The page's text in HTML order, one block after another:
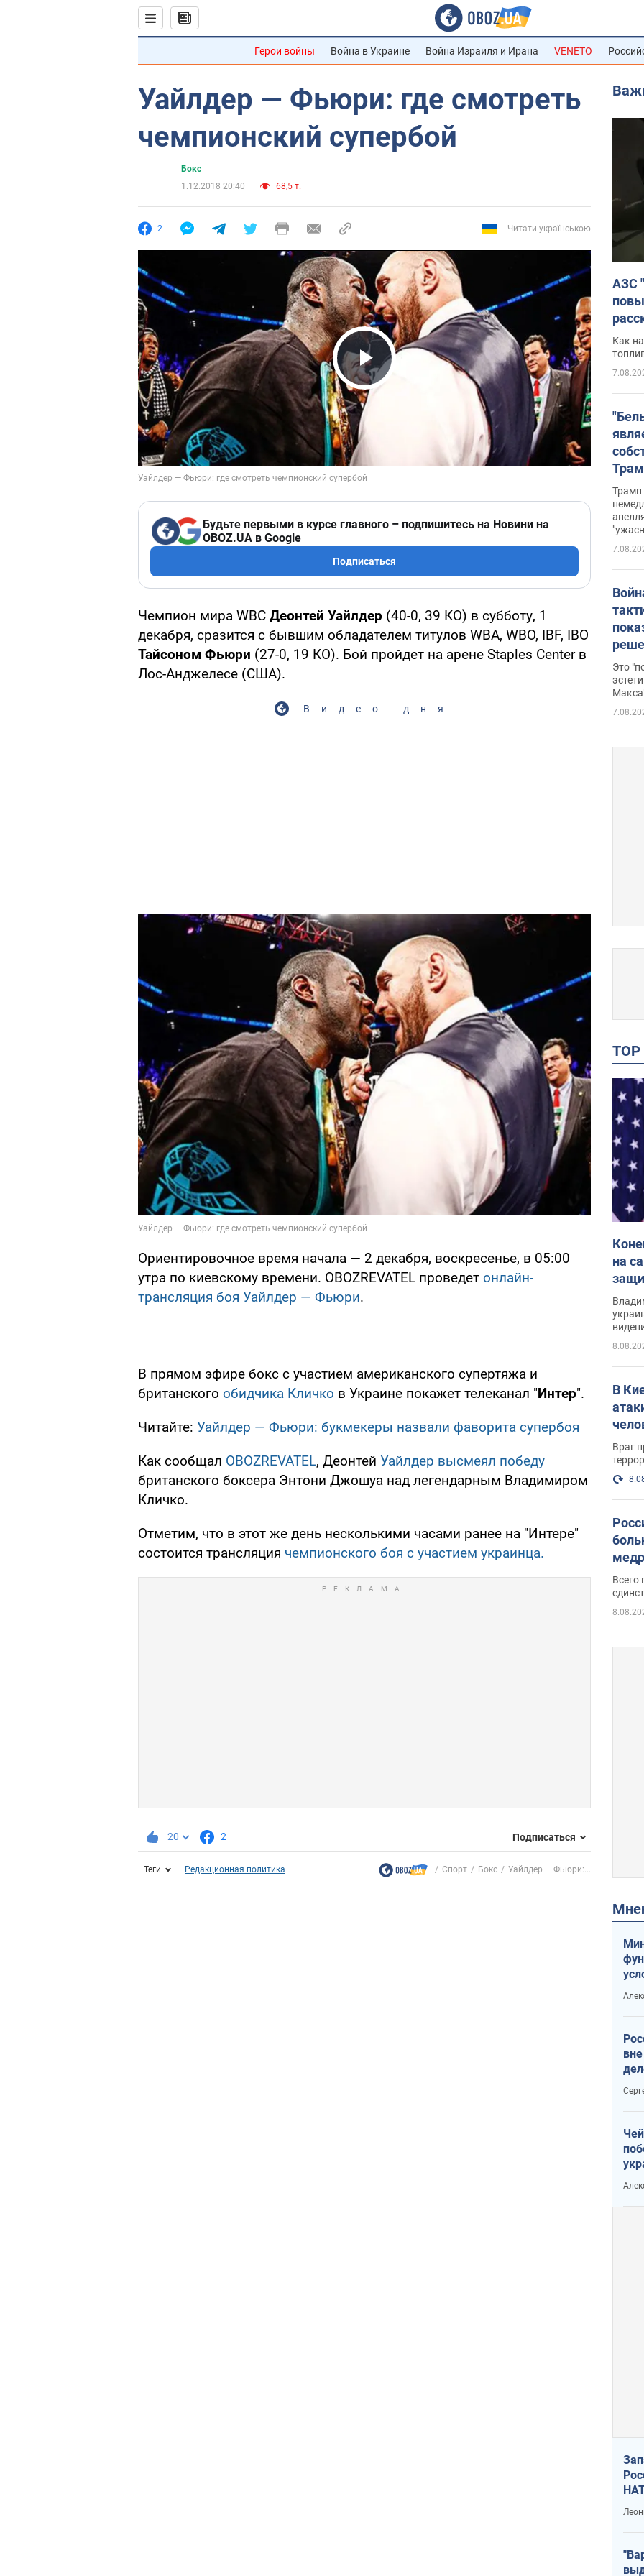
Герои войны Война в Украине Война Израиля и Ирана VENETO
Уайлдер — Фьюри: где смотреть
чемпионский супербой
Бокс
1.12.2018 20:40
68,5 т.
2 Читати українською
Play Video
Будьте первыми в курсе главного – подпишитесь на Новини на
OBOZ.UA в Google
Подписаться
Чемпион мира WBC Деонтей Уайлдер (40-0, 39 КО) в субботу, 1
декабря, сразится с бывшим обладателем титулов WBA, WBO, IBF, IBO
Тайсоном Фьюри (27-0, 19 КО). Бой пройдет на арене Staples Center в
Лос-Анджелесе (США).
Видео дня
Ориентировочное время начала — 2 декабря, воскресенье, в 05:00
утра по киевскому времени. OBOZREVATEL проведет онлайн-
трансляция боя Уайлдер — Фьюри.
В прямом эфире бокс с участием американского супертяжа и
британского обидчика Кличко в Украине покажет телеканал "Интер".
Читайте: Уайлдер — Фьюри: букмекеры назвали фаворита супербоя
Как сообщал OBOZREVATEL, Деонтей Уайлдер высмеял победу
британского боксера Энтони Джошуа над легендарным Владимиром
Кличко.
Отметим, что в этот же день несколькими часами ранее на "Интере"
состоится трансляция чемпионского боя с участием украинца.
20 2 Подписаться
Теги Редакционная политика Спорт Бокс Уайлдер — Фьюри:...
АЗС
Как
Трамп
Это
на
В
Враг
Всего